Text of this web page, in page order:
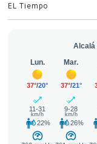
EL Tiempo